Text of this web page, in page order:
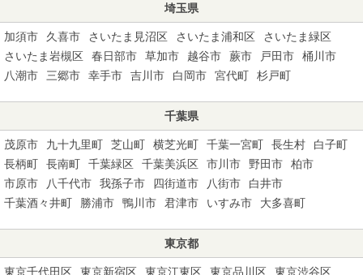
埼玉県
加須市 久喜市 さいたま見沼区 さいたま浦和区
さいたま緑区
さいたま岩槻区
春日部市 草加市 越谷市 蕨市 戸田市
桶川市
八潮市
三郷市 幸手市 吉川市 白岡市 宮代町 杉戸町
千葉県
茂原市 九十九里町 芝山町 横芝光町 千葉一宮町 長生村
白子町
長柄町
長南町 千葉緑区 千葉美浜区 市川市 野田市
柏市
市原市
八千代市 我孫子市 四街道市 八街市
白井市
千葉酒々井町
勝浦市 鴨川市 君津市 いすみ市 大多喜町
東京都
東京千代田区 東京新宿区 東京江東区 東京品川区 東京渋谷区